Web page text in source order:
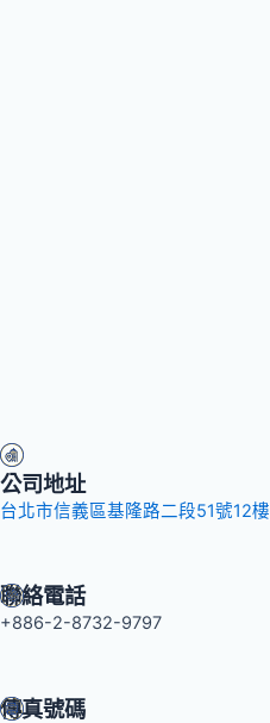
公司地址
台北市信義區基隆路二段51號12樓
聯絡電話
+886-2-8732-9797
傳真號碼